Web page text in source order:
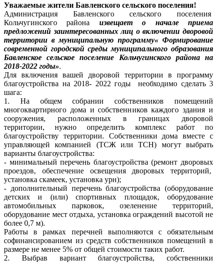
Уважаемые жители Бавленского сельского поселения!
Администрация Бавленского сельского поселения
Кольчугинского района извещает о начале приема
предложений заинтересованных лиц о включении дворовой
территории в муниципальную программу« Формирование
современной городской среды муниципального образования
Бавленское сельское поселение Кольчугинского района на
2018-2022 годы».
Для включения вашей дворовой территории в программу
благоустройства на 2018- 2022 годы необходимо сделать 3
шага:
1. На общем собрании собственников помещений
многоквартирного дома и собственников каждого здания и
сооружения, расположенных в границах дворовой
территории, нужно определить комплекс работ по
благоустройству территории. Собственники дома вместе с
управляющей компанией (ТСЖ или ТСН) могут выбрать
варианты благоустройства:
- минимальный перечень благоустройства (ремонт дворовых
проездов, обеспечение освещения дворовых территорий,
установка скамеек, установка урн);
- дополнительный перечень благоустройства (оборудование
детских и (или) спортивных площадок, оборудование
автомобильных парковок, озеленение территорий,
оборудование мест отдыха, установка ограждений высотой не
более 0,7 м).
Работы в рамках перечней выполняются с обязательным
софинансированием из средств собственников помещений в
размере не менее 5% от общей стоимости таких работ.
2. Выбрав вариант благоустройства, собственники